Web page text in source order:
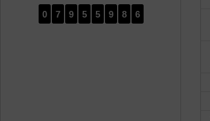
0 7 9 5 5 9 8 6